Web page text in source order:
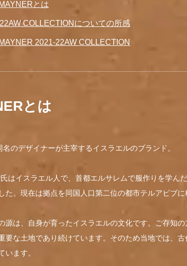
とは
COLLECTIONについての所感
2021-22AW COLLECTION
とは
のデザイナーが主宰するイスラエルのブランド。
はイスラエル人で、首都エルサレムで服作りを学ん
た。現在は拠点を同国人口第二位の都市テルアビブ
源は、自身が育ったイスラエルの文化です。ご存知
要な土地であり続けています。そのため当地では、
います。